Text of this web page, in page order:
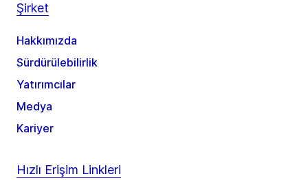
Şirket
Hakkımızda
Sürdürülebilirlik
Yatırımcılar
Medya
Kariyer
Hızlı Erişim Linkleri